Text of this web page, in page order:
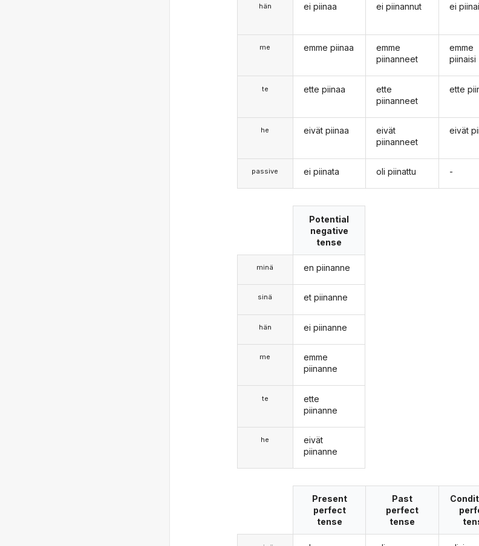
hän
me
te
he
passive
ei piinaa
emme piinaa
ette piinaa
eivät piinaa
ei piinata
ei piinannut
emme
piinanneet
ette
piinanneet
eivät
piinanneet
oli piinattu
ei
emme
piinaisi
ette
eivät
-
minä
sinä
hän
me
te
he
Potential
negative
tense
en piinanne
et piinanne
ei piinanne
emme
piinanne
ette
piinanne
eivät
piinanne
Present
perfect
tense
Past
perfect
tense